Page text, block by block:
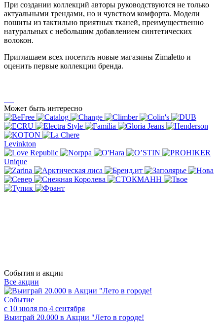
При создании коллекций авторы руководствуются не только
актуальными трендами, но и чувством комфорта. Модели
пошиты из тактильно приятных тканей, преимущественно
натуральных с небольшим добавлением синтетических
волокон.
Приглашаем всех посетить новые магазины Zimaletto и
оценить первые коллекции бренда.
Может быть интересно
Levinkton
Unique
События и акции
Все акции
Событие
с 10 июля по 4 сентября
Выиграй 20.000 в Акции "Лето в городе!